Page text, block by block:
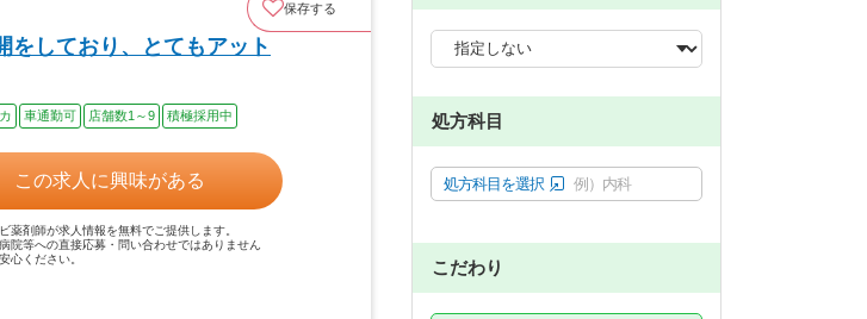
保存する
をしており、とてもアット
車通勤可 店舗数1～9 積極採用中
この求人に興味がある
薬剤師が求人情報を無料でご提供します。
院等への直接応募・問い合わせではありません
心ください。
処方科目
処方科目を選択 例）内科
こだわり